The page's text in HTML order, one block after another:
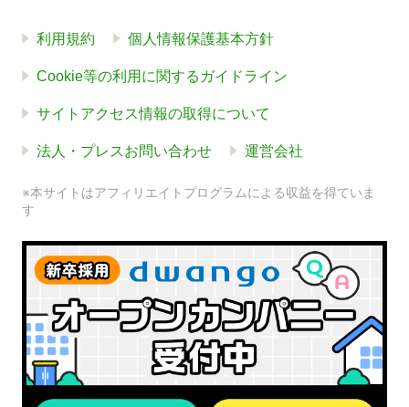
利用規約 個人情報保護基本方針
Cookie等の利用に関するガイドライン
サイトアクセス情報の取得について
法人・プレスお問い合わせ 運営会社
※本サイトはアフィリエイトプログラムによる収益を得ていま
す